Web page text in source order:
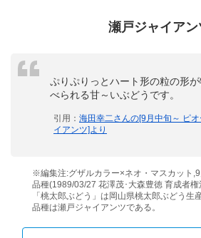
瀬戸ジャイアン
ぷりぷりっとハート形の粒の形
べられる甘～いぶどうです。
引用： 海田幸二さんの[9月中旬～ ピ
イアンツ]より
※編集注:グザルカラー×ネオ・マスカット
品種(1989/03/27 花澤茂･大森豊徳 育成者
「桃太郎ぶどう」は岡山県桃太郎ぶどう生
品種は瀬戸ジャイアンツである。